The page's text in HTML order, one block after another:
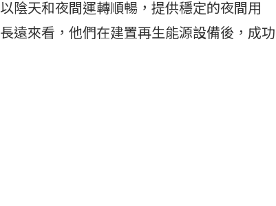
陰天和夜間運轉順暢，提供穩定的夜間用
遠來看，他們在建置再生能源設備後，成功